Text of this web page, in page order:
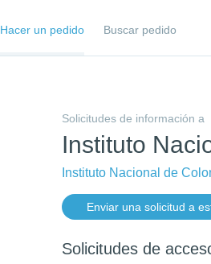
Hacer un pedido Buscar pedido
Solicitudes de información a
Instituto
Instituto Nacional de
Enviar una solicitud a
Solicitudes de